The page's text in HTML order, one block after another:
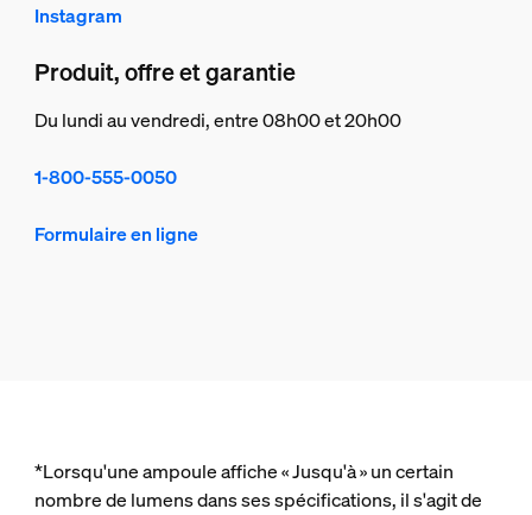
Instagram
Produit, offre et garantie
Du lundi au vendredi, entre 08h00 et 20h00
1-800-555-0050
Formulaire en ligne
*Lorsqu'une ampoule affiche « Jusqu'à » un certain
nombre de lumens dans ses spécifications, il s'agit de